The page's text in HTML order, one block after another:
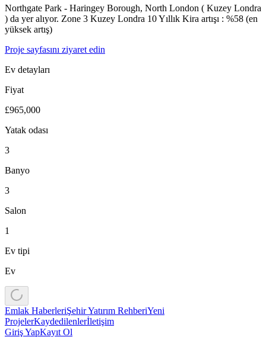
Northgate Park - Haringey Borough, North London ( Kuzey Londra
) da yer alıyor. Zone 3 Kuzey Londra 10 Yıllık Kira artışı : %58 (en
yüksek artış)
Proje sayfasını ziyaret edin
Ev detayları
Fiyat
£965,000
Yatak odası
3
Banyo
3
Salon
1
Ev tipi
Ev
Emlak HaberleriŞehir Yatırım RehberiYeni
ProjelerKaydedilenlerİletişim
Giriş YapKayıt Ol